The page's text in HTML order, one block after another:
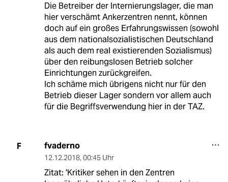
Die Betreiber der Internierungslager, die man
hier verschämt Ankerzentren nennt, können
doch auf ein großes Erfahrungswissen (sowohl
aus dem nationalsozialistischen Deutschland
als auch dem real existierenden Sozialismus)
über den reibungslosen Betrieb solcher
Einrichtungen zurückgreifen.
Ich schäme mich übrigens nicht nur für den
Betrieb dieser Lager sondern vor allem auch
für die Begriffsverwendung hier in der TAZ.
F fvaderno
12.12.2018, 00:45 Uhr
Zitat: 'Kritiker sehen in den Zentren